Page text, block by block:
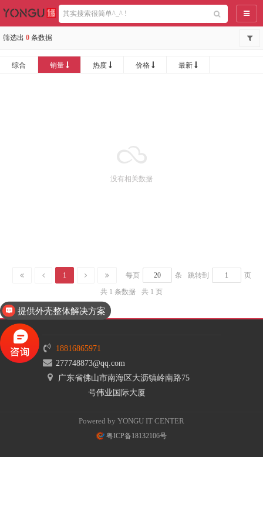
导航
筛选出 0 条数据
综合 销量 热度 价格 最新
没有相关数据
1 每页 条 跳转到
页
共 1 条数据
共 1 页
18816865971
277748873@qq.com
广东省佛山市南海区大沥镇岭南路75
号伟业国际大厦
Powered by YONGU IT CENTER
粤ICP备18132106号
提供外壳整体解决方案